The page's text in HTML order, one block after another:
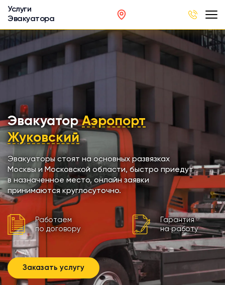
Услуги
Эвакуатора
ЭвакуаторАэропорт
Жуковский
Эвакуаторы стоят на основных развязках
Москвы и Московской области, быстро приедут
в назначенное место, онлайн заявки
принимаются круглосуточно.
Работаем
по договору
Гарантия
на работу
Заказать услугу